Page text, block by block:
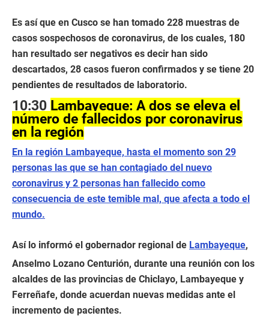
Es así que en Cusco se han tomado 228 muestras de
casos sospechosos de coronavirus, de los cuales, 180
han resultado ser negativos es decir han sido
descartados, 28 casos fueron confirmados y se tiene 20
pendientes de resultados de laboratorio.
10:30 Lambayeque: A dos se eleva el
número de fallecidos por coronavirus
en la región
En la región Lambayeque, hasta el momento son 29
personas las que se han contagiado del nuevo
coronavirus y 2 personas han fallecido como
consecuencia de este temible mal, que afecta a todo el
mundo.
Así lo informó el gobernador regional de Lambayeque,
Anselmo Lozano Centurión, durante una reunión con los
alcaldes de las provincias de Chiclayo, Lambayeque y
Ferreñafe, donde acuerdan nuevas medidas ante el
incremento de pacientes.